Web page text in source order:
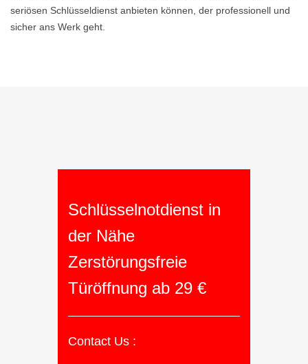
seriösen Schlüsseldienst anbieten können, der professionell und
sicher ans Werk geht.
Schlüsselnotdienst in
der Nähe
Zerstörungsfreie
Türöffnung ab 29 €
Contact Us :